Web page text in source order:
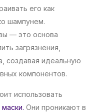
его как
шампунем.
— это основа
загрязнения,
создавая идеальную
компонентов.
использовать
маски. Они проникают в